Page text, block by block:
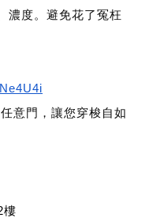
濃度。避免花了冤枉
意門，讓您穿梭自如
樓